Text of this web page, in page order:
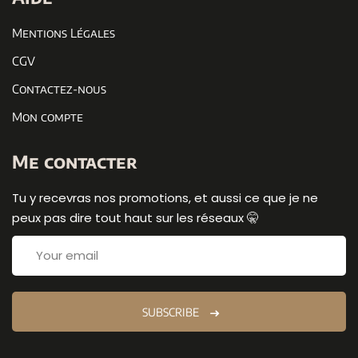
Mentions Légales
CGV
Contactez-nous
Mon compte
Me contacter
Tu y recevras nos promotions, et aussi ce que je ne
peux pas dire tout haut sur les réseaux 🤫
SUBSCRIBE